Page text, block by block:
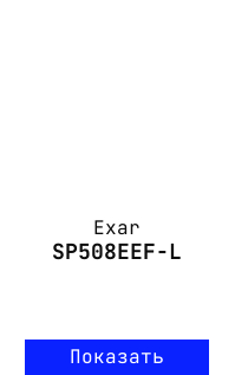
Exar
SP508EEF-L
Показать